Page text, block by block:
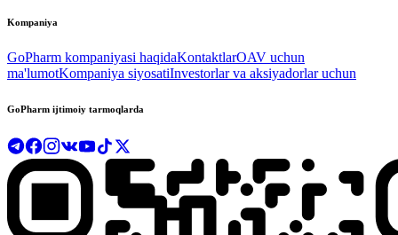
Kompaniya
GoPharm kompaniyasi haqidaKontaktlarOAV uchun
ma'lumotKompaniya siyosatiInvestorlar va aksiyadorlar uchun
GoPharm ijtimoiy tarmoqlarda